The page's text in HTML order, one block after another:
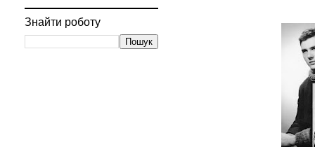
Знайти роботу